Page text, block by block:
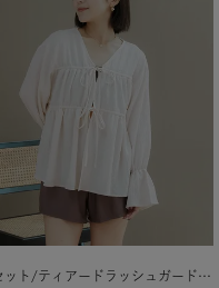
4点セット/ティアードラッシュガード×ビキニ/水着